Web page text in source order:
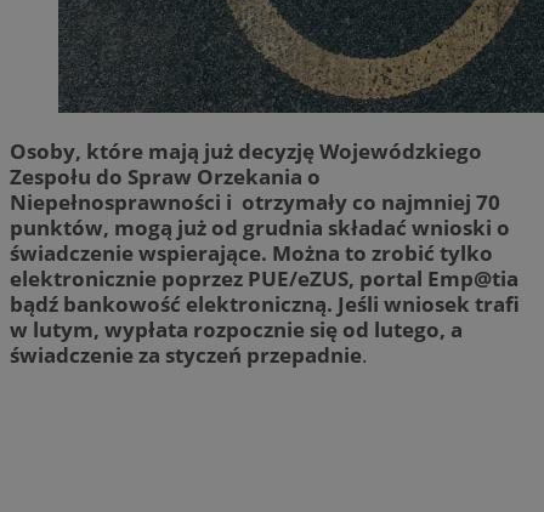
Osoby, które mają już decyzję Wojewódzkiego
Zespołu do Spraw Orzekania o
Niepełnosprawności i otrzymały co najmniej 70
punktów, mogą już od grudnia składać wnioski o
świadczenie wspierające. Można to zrobić tylko
elektronicznie poprzez PUE/eZUS, portal Emp@tia
bądź bankowość elektroniczną. Jeśli wniosek trafi
w lutym, wypłata rozpocznie się od lutego, a
świadczenie za styczeń przepadnie.